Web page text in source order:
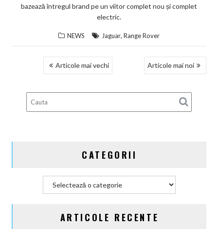
bazează întregul brand pe un viitor complet nou și complet
electric.
NEWS Jaguar, Range Rover
NAVIGARE
ARTICOLE
Articole mai vechi Articole mai noi
CATEGORII
ARTICOLE RECENTE